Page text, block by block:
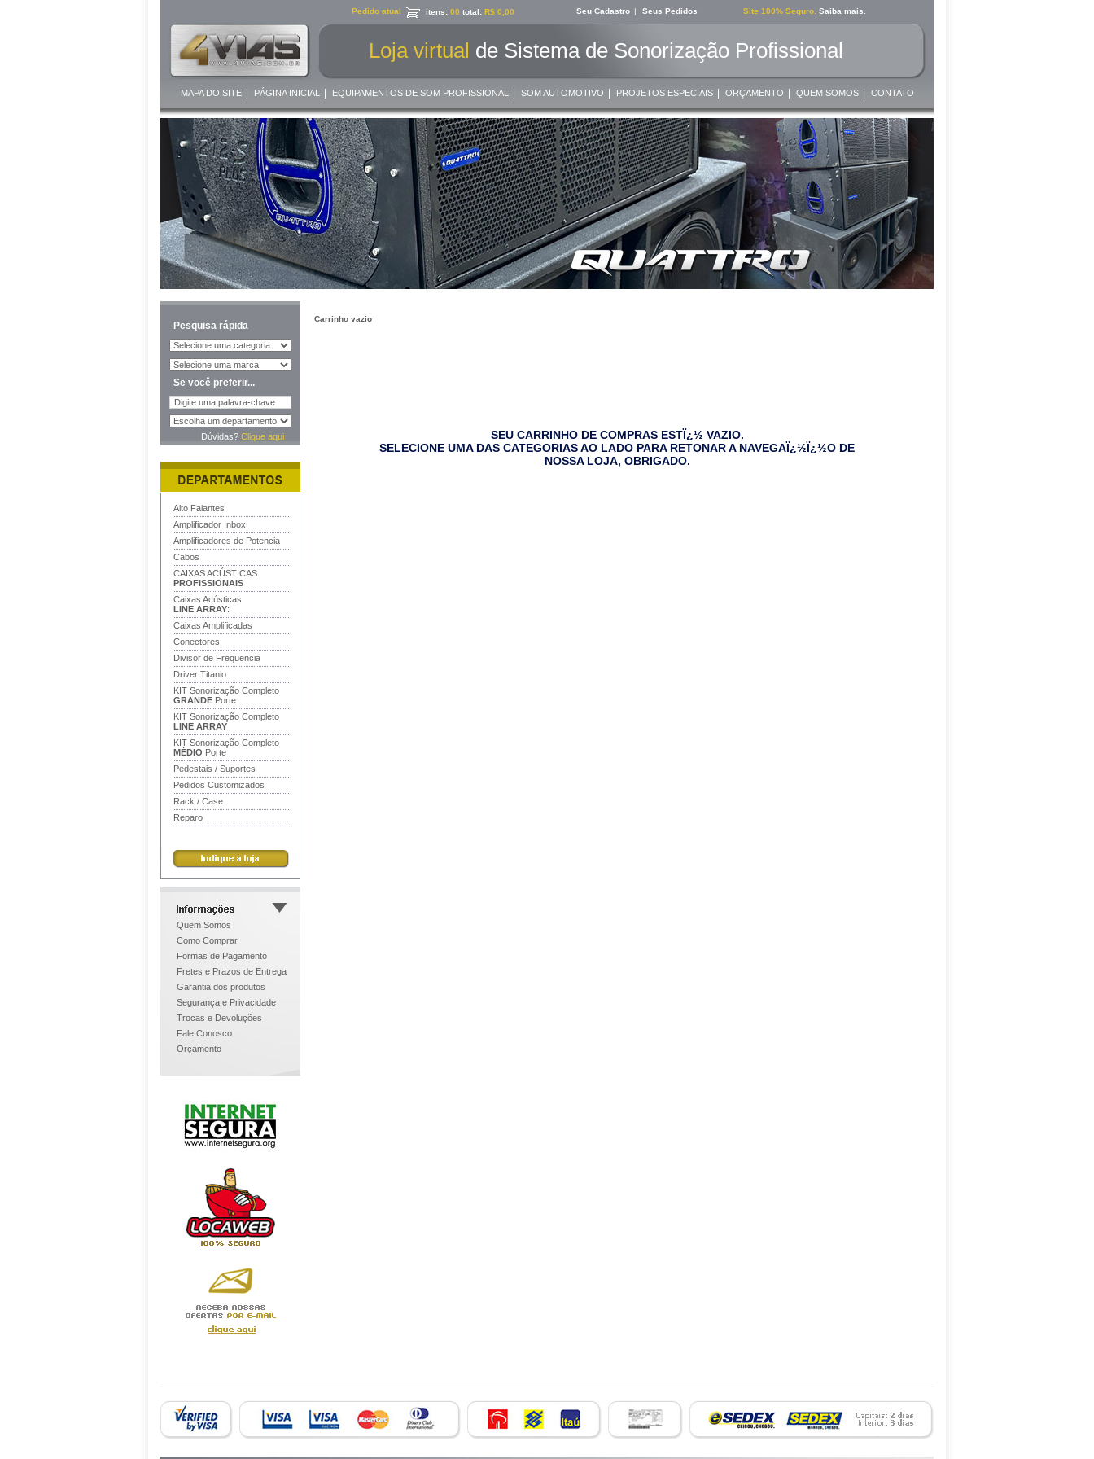
Pedido atual Seu Cadastro | Seus Pedidos Site 100% Seguro. Saiba mais.
itens: 00 total: R$ 0,00
Loja virtual de Sistema de Sonorização Profissional
MAPA DO SITE| PÁGINA INICIAL | EQUIPAMENTOS DE SOM PROFISSIONAL | SOM AUTOMOTIVO PROJETOS ESPECIAIS| ORÇAMENTO QUEM SOMOS| CONTATO
Pesquisa rápida
Se você preferir...
Dúvidas? Clique aqui
Alto Falantes
Amplificador Inbox
Amplificadores de Potencia
Cabos
CAIXAS ACÚSTICAS
PROFISSIONAIS
Caixas Acústicas
LINE ARRAY:
Caixas Amplificadas
Conectores
Divisor de Frequencia
Driver Titanio
KIT Sonorização Completo
GRANDE Porte
KIT Sonorização Completo
LINE ARRAY
KIT Sonorização Completo
MÉDIO Porte
Pedestais / Suportes
Pedidos Customizados
Rack / Case
Reparo
Quem Somos
Como Comprar
Formas de Pagamento
Fretes e Prazos de Entrega
Garantia dos produtos
Segurança e Privacidade
Trocas e Devoluções
Fale Conosco
Orçamento
Carrinho vazio
SEU CARRINHO DE COMPRAS ESTÏ¿½ VAZIO.
SELECIONE UMA DAS CATEGORIAS AO LADO PARA RETONAR A NAVEGAÏ¿½Ï¿½O DE
NOSSA LOJA, OBRIGADO.